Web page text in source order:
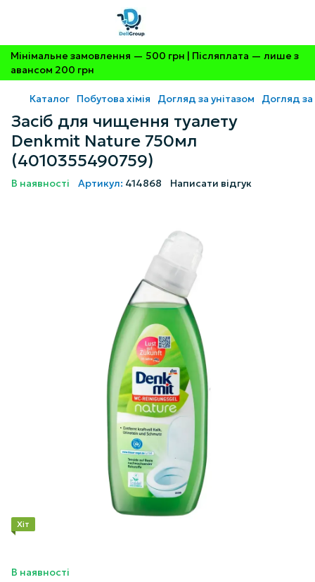
Мінімальне замовлення — 500 грн | Післяплата — лише з
авансом 200 грн
Каталог Побутова хімія Догляд за унітазом Догляд за
Засіб для чищення туалету
Denkmit Nature 750мл
(4010355490759)
В наявності Артикул: 414868 Написати відгук
Хіт
В наявності